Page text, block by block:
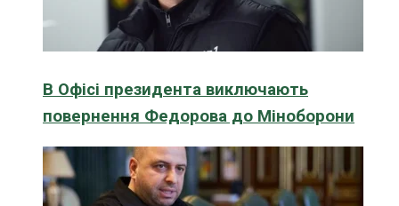
В Офісі президента виключають
повернення Федорова до Міноборони